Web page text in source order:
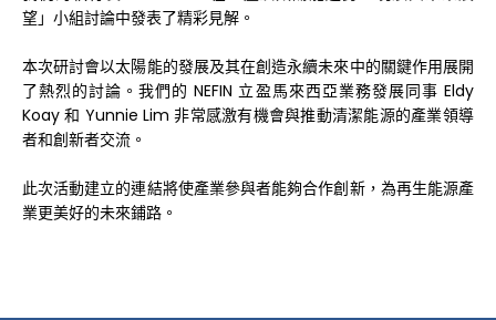
望」小組討論中發表了精彩見解。
本次研討會以太陽能的發展及其在創造永續未來中的關鍵作用展開
了熱烈的討論。我們的 NEFIN 立盈馬來西亞業務發展同事 Eldy
Koay 和 Yunnie Lim 非常感激有機會與推動清潔能源的產業領導
者和創新者交流。
此次活動建立的連結將使產業參與者能夠合作創新，為再生能源產
業更美好的未來鋪路。